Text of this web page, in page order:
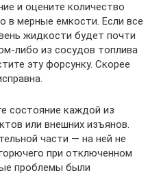
и оцените количество
в мерные емкости. Если все
жидкости будет почти
либо из сосудов топлива
эту форсунку. Скорее
состояние каждой из
или внешних изъянов.
части — на ней не
при отключенном
проблемы были